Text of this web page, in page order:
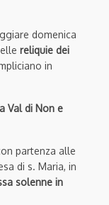
domenica
reliquie dei
in
Val di Non e
partenza alle
di s. Maria, in
solenne in